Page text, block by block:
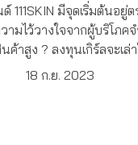
111SKIN มีจุดเริ่มต้นอยู่
วามไว้วางใจจากผู้บริโภ
ค้าสูง ? ลงทุนเกิร์ลจะเล่
18 ก.ย. 2023